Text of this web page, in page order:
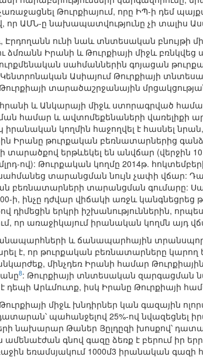
Թուրքիայում, որը ԻՊ-ի դեմ
որ ԱՄՆ-ը նախապատվությունը չի տալիս
Էրդողանն ունի նաև տնտեսական բնույթի
ձմռանն Իրանի և Թուրքիայի միջև
սահմաններին գոյացան
Ասիայում Թուրքիայի
տարածաշրջանային
և Անկարայի միջև ստորագրված
համար և ավտոմեքենաների վառելիքի
կողմին հաջողվել է հասնել
Իրանը թուրքական բեռնատարներից
տարածքով երթևեկել են անվճար (վերջին
մլրդ-ով): Թուրքական կողմը 2014թ.
տարանցման նույն չափի վճար:
բեռնատարների տարանցման գումարը:
ի, ինչը դժվար վիճակի առջև
դիմեցին երկրի իշխանություններին,
որ առաջիկայում իրանական կողմն այդ
և ճանապարհային
է, որ թուրքական բեռնատարները կարող
մինչդեռ Իրանի համար
8: Թուրքիայի տնտեսական զարգացման
դեպի Արևմուտք, իսկ Իրանը Թուրքիայի
միջև խնդիրներ կան գազային
պահանջելով 25%-ով նվազեցնել
նախարար Թաներ Յըլդըզի խոսքով՝
ամենաէժան գնով գազը ձեռք է բերում իր
եռամսյակում 1000մ3 իրանական